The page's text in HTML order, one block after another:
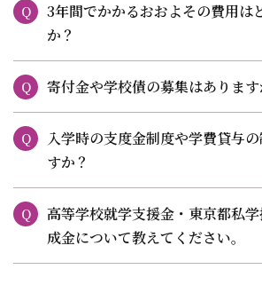
Q
3年間でかかるおおよその費用は
か？
Q 寄付金や学校債の募集はあります
Q
入学時の支度金制度や学費貸与
すか？
Q
高等学校就学支援金・東京都私
成金について教えてください。